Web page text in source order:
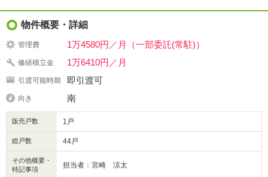
物件概要・詳細
管理費 1万4580円／月（一部委託(常駐)）
修繕積立金 1万6410円／月
引渡可能時期 即引渡可
向き 南
販売戸数 1戸
総戸数 44戸
その他概要・
特記事項
担当者：宮崎 涼太